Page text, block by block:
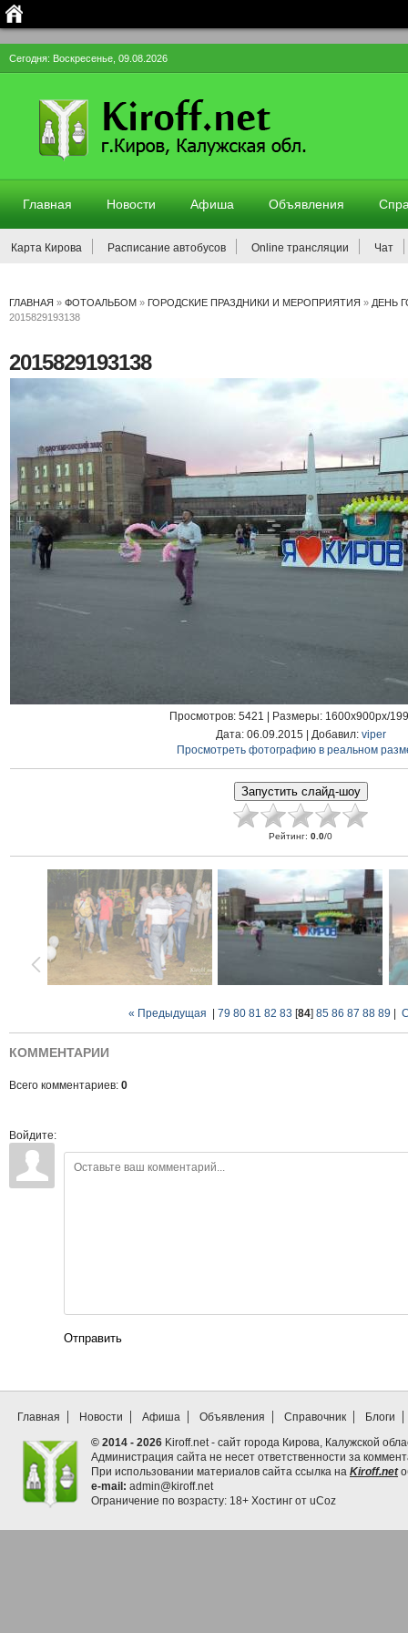
Сегодня: Воскресенье, 09.08.2026
Главная Новости Афиша Объявления
Карта Кирова Расписание автобусов Online трансляции Чат
ГЛАВНАЯ » ФОТОАЛЬБОМ » ГОРОДСКИЕ ПРАЗДНИКИ И МЕРОПРИЯТИЯ » ДЕНЬ
2015829193138
2015829193138
Просмотров: 5421 | Размеры: 1600x900px/
Дата: 06.09.2015 | Добавил: viper
Просмотреть фотографию в реальном
Рейтинг: 0.0/0
« Предыдущая 79 80 81 82 83 [84] 85 86 87 88 89
КОММЕНТАРИИ
Всего комментариев: 0
Войдите:
Отправить
Главная Новости Афиша Объявления Справочник
Блоги
© 2014 - 2026 Kiroff.net - сайт города Кирова, Калужской
Администрация сайта не несет ответственности за
При использовании материалов сайта ссылка на Kiroff.net
e-mail: admin@kiroff.net
Ограничение по возрасту: 18+ Хостинг от uCoz